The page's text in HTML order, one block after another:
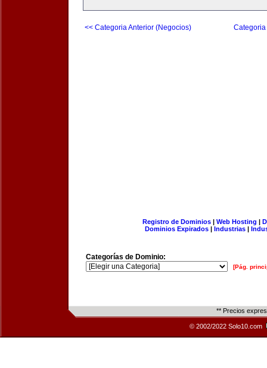
<< Categoria Anterior (Negocios)
Registro de Dominios| Web Hosting |
Dominios Expirados | Industrias |
Categorías de Dominio:
[Pág.
** Precios
© 2002/2022 Solo10.com